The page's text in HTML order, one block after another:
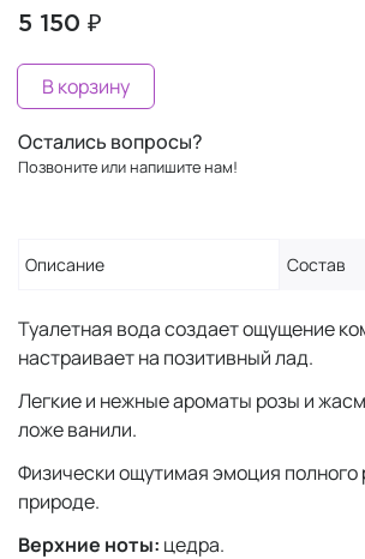
5 150 ₽
В корзину
Остались вопросы?
Позвоните или напишите нам!
Описание Состав
Туалетная вода создает ощущение
настраивает на позитивный лад.
Легкие и нежные ароматы розы и
ложе ванили.
Физически ощутимая эмоция полного
природе.
Верхние ноты: цедра.